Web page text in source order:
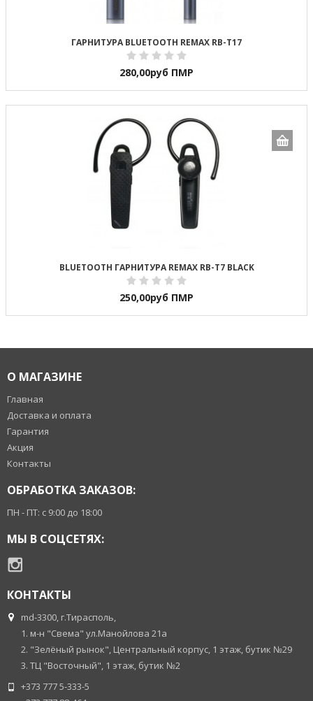
ГАРНИТУРА BLUETOOTH REMAX RB-T17
280,00руб ПМР
BLUETOOTH ГАРНИТУРА REMAX RB-T7 BLACK
250,00руб ПМР
О МАГАЗИНЕ
Главная
Доставка и оплата
Гарантия
Акция
Контакты
ОБРАБОТКА ЗАКАЗОВ:
ПН - ПТ: с 9:00 до 18:00
МЫ В СОЦСЕТЯХ:
КОНТАКТЫ
md-3300, г.Тирасполь,
1. м-н "Свема" ул.Манойлова 21а
2. "Зелёный рынок", Центральный корпус, 1 этаж, бутик №29
3. ТЦ "Восточный", 1 этаж, бутик №2
+373 777 5-333-5